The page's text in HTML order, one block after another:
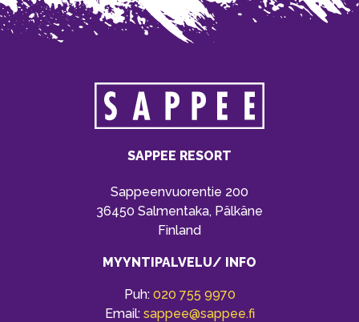
SAPPEE RESORT
Sappeenvuorentie 200
36450 Salmentaka, Pälkäne
Finland
MYYNTIPALVELU/ INFO
Puh: 020 755 9970
Email: sappee@sappee.fi